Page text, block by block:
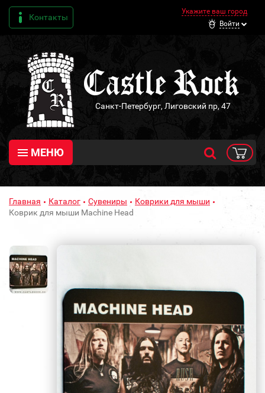
Контакты
Укажите ваш город
Войти
Санкт-Петербург, Лиговский пр, 47
МЕНЮ
Главная Каталог Сувениры
Коврики для мыши
Коврик для мыши Machine Head